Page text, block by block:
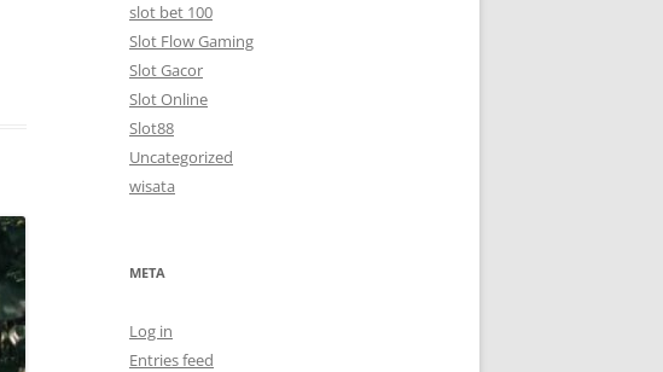
slot bet 100
Slot Flow Gaming
Slot Gacor
Slot Online
Slot88
Uncategorized
wisata
META
Log in
Entries feed